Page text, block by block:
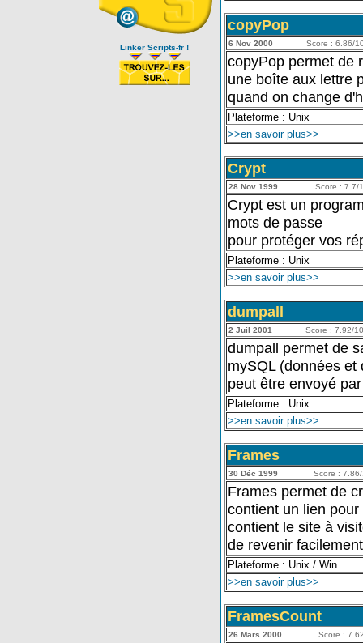
Linker Scripts-fr !
copyPop
6 Nov 2000 Score : 6.86/
copyPop permet de
une boîte aux lettre
quand on change
Plateforme : Unix
>>en savoir plus>>
Crypt
28 Nov 1999 Score : 7.7/
Crypt est un
mots de passe
pour protéger vos
Plateforme : Unix
>>en savoir plus>>
dumpall
2 Juil 2001 Score : 7.92/
dumpall permet de
mySQL (données
peut être envoyé
Plateforme : Unix
>>en savoir plus>>
Frames
30 Déc 1999 Score :
Frames permet de
contient un lien
contient le site à
de revenir
Plateforme : Unix / Win
>>en savoir plus>>
FramesCount
26 Mars 2000 Score :